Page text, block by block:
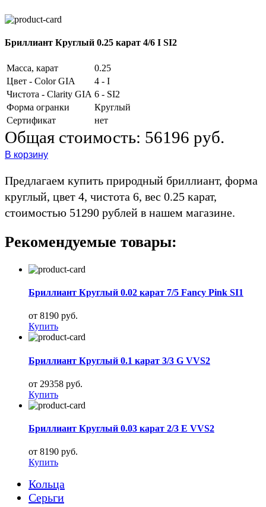
Бриллиант Круглый 0.25 карат 4/6 I SI2
Масса, карат
0.25
Цвет - Color GIA
4 - I
Чистота - Clarity GIA 6 - SI2
Форма огранки
Круглый
Сертификат
нет
Общая стоимость: 56196 руб.
В корзину
Предлагаем купить природный бриллиант, форма
круглый, цвет 4, чистота 6, вес 0.25 карат,
стоимостью 51290 рублей в нашем магазине.
Рекомендуемые товары:
Бриллиант Круглый 0.02 карат 7/5 Fancy Pink SI1
от 8190 руб.
Купить
Бриллиант Круглый 0.1 карат 3/3 G VVS2
от 29358 руб.
Купить
Бриллиант Круглый 0.03 карат 2/3 E VVS2
от 8190 руб.
Купить
Кольца
Серьги